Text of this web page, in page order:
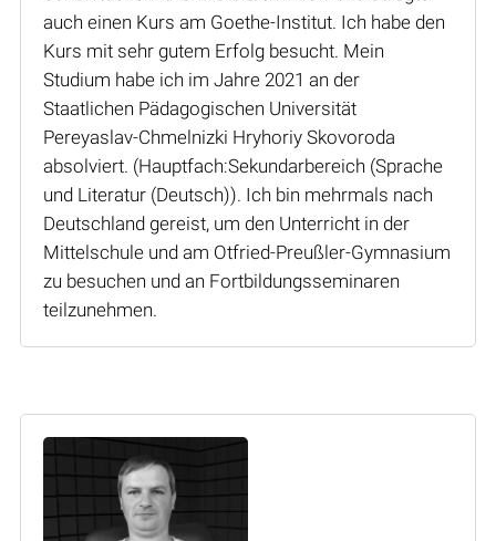
auch einen Kurs am Goethe-Institut. Ich habe den
Kurs mit sehr gutem Erfolg besucht. Mein
Studium habe ich im Jahre 2021 an der
Staatlichen Pädagogischen Universität
Pereyaslav-Chmelnizki Hryhoriy Skovoroda
absolviert. (Hauptfach:Sekundarbereich (Sprache
und Literatur (Deutsch)). Ich bin mehrmals nach
Deutschland gereist, um den Unterricht in der
Mittelschule und am Otfried-Preußler-Gymnasium
zu besuchen und an Fortbildungsseminaren
teilzunehmen.